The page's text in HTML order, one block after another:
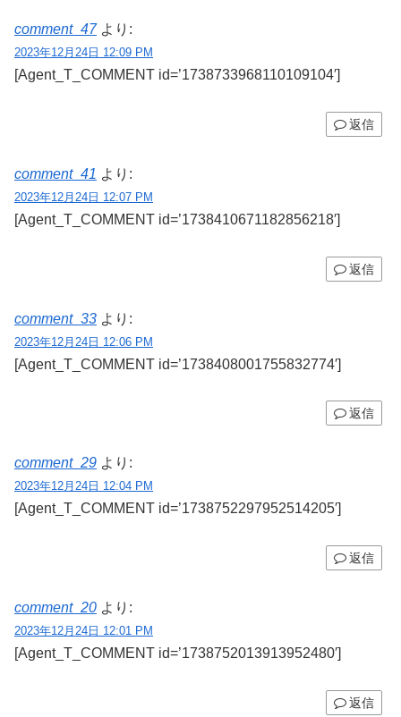
comment_47 より:
2023年12月24日 12:09 PM
[Agent_T_COMMENT id=’1738733968110109104′]
返信
comment_41 より:
2023年12月24日 12:07 PM
[Agent_T_COMMENT id=’1738410671182856218′]
返信
comment_33 より:
2023年12月24日 12:06 PM
[Agent_T_COMMENT id=’1738408001755832774′]
返信
comment_29 より:
2023年12月24日 12:04 PM
[Agent_T_COMMENT id=’1738752297952514205′]
返信
comment_20 より:
2023年12月24日 12:01 PM
[Agent_T_COMMENT id=’1738752013913952480′]
返信